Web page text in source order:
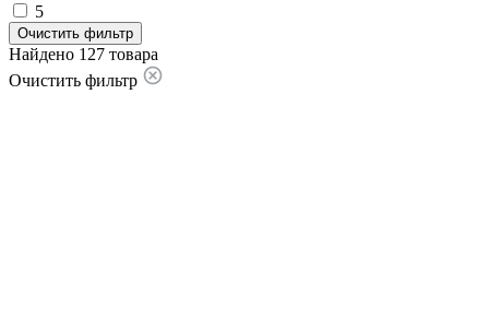
5
Очистить фильтр
Найдено 127 товара
Очистить фильтр